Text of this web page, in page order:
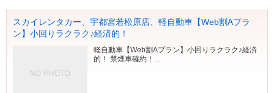
スカイレンタカー、宇都宮若松原店、軽自動車【Web割Aプラ
ン】小回りラクラク♪経済的！
軽自動車【Web割Aプラン】小回りラクラク♪経済
的！ 禁煙車確約！...